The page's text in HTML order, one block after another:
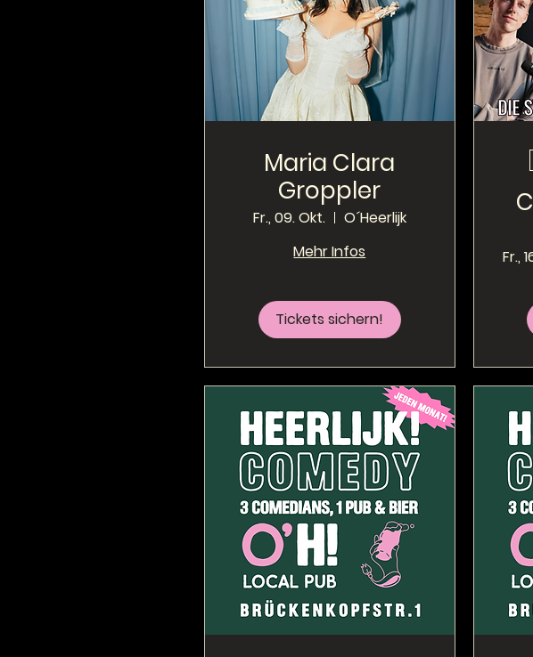
Maria Clara
Groppler
Fr., 09. Okt.
O´Heerlijk
Mehr Infos
Tickets sichern!
Fr.,